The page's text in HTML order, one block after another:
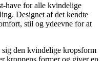
have for alle kvindelige
Designet af det kendte
stil og ydeevne for at
sig den kvindelige kropsform
kroppens former og giver en